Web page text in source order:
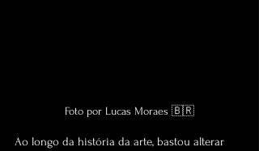
Foto por Lucas Moraes 🇧🇷
Ao longo da história da arte, bastou alterar